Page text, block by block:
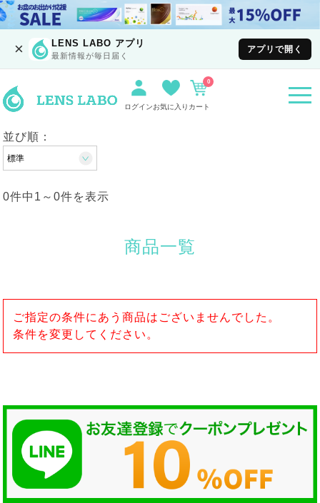
× LENS LABO アプリ
最新情報が毎日届く
アプリで開く
ログインお気に入り カート
0
並び順：
0件中 1 ～0件を表示
商品一覧
ご指定の条件にあう商品はございませんでした。
条件を変更してください。